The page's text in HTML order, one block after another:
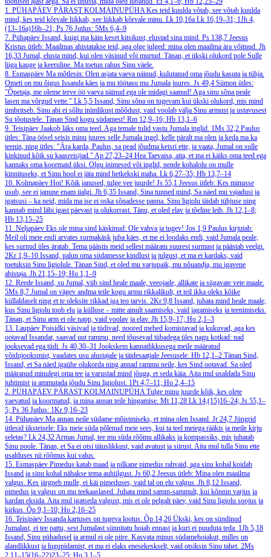
1. PÜHAPÄEV PÄRAST KOLMAINUPÜHAKes teid kuulda võtab, see võtab kuulda
mind, kes teid kõrvale lükkab, see lükkab kõrvale minu. Lk 10,16a Lk 16,19–31; 1Jh 4,
(13–16a)16b–21; Ps 76 Jutlus: 5Ms 6,4–9
7. Pühapäev Issand, kuigi ma käin keset kitsikust, elustad sina mind. Ps 138,7 Jeesus
Kristus ütleb: Maailmas ahistatakse teid, aga olge julged: mina olen maailma ära võitnud. Jh
16,33 Jumal, elusta mind, kui olen väsinud või murtud. Tänan, et ükski olukord pole Sulle
liiga kauge ja keeruline. Ma toetun rahus Sinu väele.
8. Esmaspäev Ma mõtlesin: Olen asjata vaeva näinud, kulutanud oma jõudu kasuta ja tühja.
Ometi on mu õigus Issanda käes ja mu töötasu mu Jumala juures. Js 49,4 Siimon ütles:
"Õpetaja, me oleme terve öö vaeva näinud ega ole midagi saanud! Aga sinu sõna peale
lasen ma võrgud vette." Lk 5,5 Issand, Sinu sõna on tugevam kui ükski olukord, mis mind
ümbritseb. Sinu abi ei sõltu inimlikust mõõdust, vaid voolab välja Sinu armust ja ustavusest
Su tõotustele. Tänan Sind kogu südamest! Rm 12,9–16; Hb 13,1–6
9. Teisipäev Jaakob läks oma teed. Aga temale tulid vastu Jumala inglid. 1Ms 32,2 Paulus
ütles: Täna öösel seisis minu juures selle Jumala ingel, kelle päralt ma olen ja keda ma ka
teenin, ning ütles: "Ära karda, Paulus, sa pead jõudma keisri ette, ja vaata, Jumal on sulle
kinkinud kõik su kaasreisijad."Ap 27,23–24 Hea Taevaisa, aita, et ma ei käiks oma teed ega
kannaks oma koormaid üksi. Olgu inimesed või inglid, nende kohalolu on mulle
kinnituseks, et Sinu hool ei jäta mind hetkekski maha. Lk 6,27–35; Hb 13,7–14
10. Kolmapäev Hoi! Kõik janused, tulge vee juurde! Js 55,1 Jeesus ütleb: Kes minusse
usub, see ei janune enam iialgi. Jh 6,35 Issand, Sina tunned mind, Sa näed mu vajadusi ja
igatsusi – ka neid, mida ma ise ei oska sõnadesse panna. Sinu ligiolu täidab tühjuse ning
kannab mind läbi igast päevast ja olukorrast. Tänu, et oled elav ja tõeline leib. Jh 12,1–8;
Hb 13,15–25
11. Neljapäev Eks ole mina sind käskinud: Ole vahva ja tugev! Jos 1,9 Paulus kirjutab:
Meil oli meie endi arvates surmakäsk juba käes, et me ei loodaks endi, vaid Jumala peale,
kes surnud üles äratab. Tema päästis meid sellest määratu suurest surmast ja päästab veelgi.
2Kr 1,9–10 Issand, palun oma südamesse kindlust ja julgust, et ma ei kardaks, vaid
toetuksin Sinu ligiolule. Tänan Sind, et oled mu varjupaik, mu nõuandja, mu igavene
abistaja. Jh 21,15–19; Ho 1,1–9
12. Reede Issand, su Jumal, viib sind heale maale, veeojade, allikate ja sügavate vete maale.
5Ms 8,7 Jumal on vägev andma teile kogu armu rikkalikult, et teil ikka oleks kõike
küllaldaselt ning et te oleksite rikkad iga teo tarvis. 2Kr 9,8 Issand, juhata mind heale maale,
kus Sinu ligiolu toob elu ja külluse – mitte ainult saamiseks, vaid jagamiseks ja teenimiseks.
Tänan, et Sinu arm ei ole napp, vaid voolav ja elav. Jh 15,9–17; Ho 2,1–3
13. Laupäev Poisidki väsivad ja tüdivad, noored mehed komistavad ja kukuvad, aga kes
ootavad Issandat, saavad uut rammu, need tõusevad tiibadega üles nagu kotkad: nad
jooksevad ega tüdi. Js 40,30–31 Jookskem kannatlikkusega meile määratud
võidujooksmist, vaadates usu alustajale ja täidesaatjale Jeesusele. Hb 12,1–2 Tänan Sind,
Issand, et Sa näed igaühe olukorda ning annad rammu neile, kes Sind ootavad. Sa oled
määranud minulegi oma tee ja varustad mind jõuga, et seda käia. Aita mul usaldada Sinu
juhtimist ja ammutada jõudu Sinu ligiolust. 1Pt 4,7–11; Ho 2,4–15
2. PÜHAPÄEV PÄRAST KOLMAINUPÜHATulge minu juurde kõik, kes olete
vaevatud ja koormatud, ja mina annan teile hingamise. Mt 11,28 Lk 14,(15)16–24; Js 55,1–
5; Ps 36 Jutlus: 1Kr 9,16–23
14. Pühapäev Ma annan neile südame mõistmiseks, et mina olen Issand. Jr 24,7 Jüngrid
ütlesid üksteisele: Eks meie süda põlenud meie sees, kui ta teel meiega rääkis ja meile kirju
seletas? Lk 24,32Armas Jumal, tee mu süda rõõmu allikaks ja kompassiks, mis juhatab
Sinu poole. Tänan, et Sa ei otsi täiuslikkust, vaid avatust ja siirust. Aita mul tulla Sinu ette
usalduses nii rõõmus kui valus.
15. Esmaspäev Pimedus katab maad ja pilkane pimedus rahvaid, aga sinu kohal koidab
Issand ja sinu kohal nähakse tema auhiilgust. Js 60,2 Jeesus ütleb: Mina olen maailma
valgus. Kes järgneb mulle, ei käi pimeduses, vaid tal on elu valgus. Jh 8,12 Issand,
pimedus ja valgus on mu teekaaslased. Juhata mind samm-sammult, kui kõnnin varjus ja
kardan eksida. Aita mul igatseda valgust, mis ei ole pelgalt päev, vaid Sinu ligiolu soojus ja
kirkus. Õp 9,1–10; Ho 2,16–25
16. Teisipäev Issanda kartuses on tugeva lootus. Õp 14,26 Ükski, kes on sündinud
Jumalast, ei tee pattu, sest Jumalast sünnitatu hoiab ennast ja kuri ei puuduta teda. 1Jh 5,18
Issand, Sinu pühadusel ja armul ei ole piire. Kasvata minus südamehoiakut, milles on
alandlikkust ja lugupidamist, et ma ei elaks enesekeskselt, vaid otsiksin Sinu tahet. 2Ms
2,11–15(16–22)23–25; Ho 3,1–5